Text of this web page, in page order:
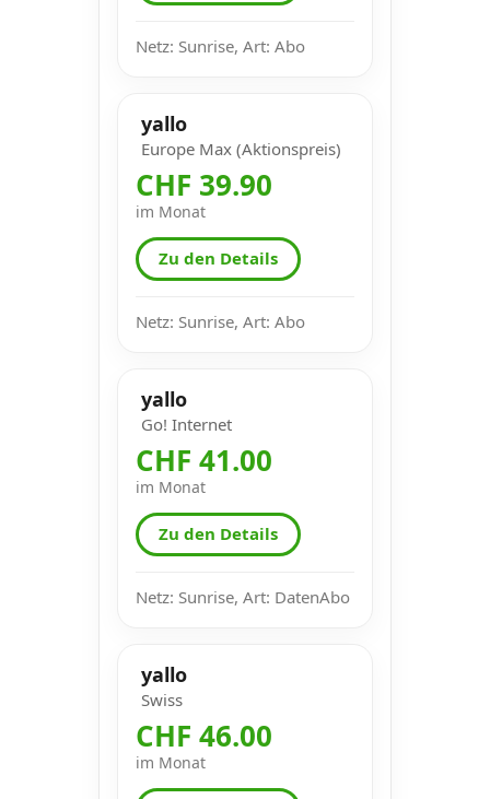
Netz: Sunrise, Art: Abo
yallo
Europe Max (Aktionspreis)
CHF 39.90
im Monat
Zu den Details
Netz: Sunrise, Art: Abo
yallo
Go! Internet
CHF 41.00
im Monat
Zu den Details
Netz: Sunrise, Art: DatenAbo
yallo
Swiss
CHF 46.00
im Monat